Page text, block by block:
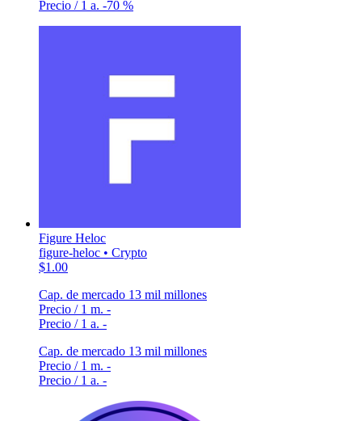
Precio / 1 a. -70 %
Figure Heloc
figure-heloc • Crypto
$1.00
Cap. de mercado 13 mil millones
Precio / 1 m. -
Precio / 1 a. -
Cap. de mercado 13 mil millones
Precio / 1 m. -
Precio / 1 a. -